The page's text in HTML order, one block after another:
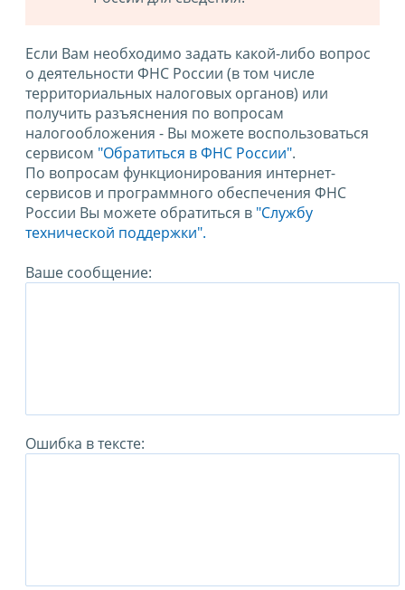
Если Вам необходимо задать какой-либо вопрос
о деятельности ФНС России (в том числе
территориальных налоговых органов) или
получить разъяснения по вопросам
налогообложения - Вы можете воспользоваться
сервисом "Обратиться в ФНС России".
По вопросам функционирования интернет-
сервисов и программного обеспечения ФНС
России Вы можете обратиться в "Службу
технической поддержки".
Ваше сообщение:
Ошибка в тексте: